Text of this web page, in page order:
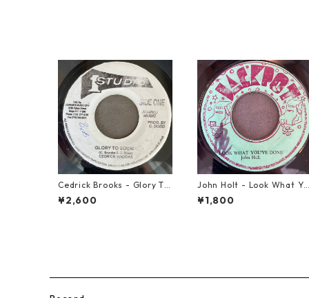
Cedrick Brooks - Glory To
Sounds【7-21786】
¥2,600
John Holt - Look What Yo
u've Done【7-21817】
¥1,800